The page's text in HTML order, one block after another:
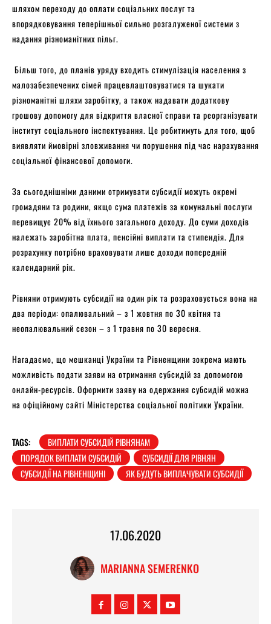
шляхом переходу до оплати соціальних послуг та
впорядковування теперішньої сильно розгалуженої системи з
надання різноманітних пільг.
Більш того, до планів уряду входить стимулізація населення з
малозабезпечених сімей працевлаштовуватися та шукати
різноманітні шляхи заробітку, а також надавати додаткову
грошову допомогу для відкриття власної справи та реорганізувати
інститут соціального інспектування. Це робитимуть для того, щоб
виявляти ймовірні зловживання чи порушення під час нарахування
соціальної фінансової допомоги.
За сьогоднішніми даними отримувати субсидії можуть окремі
громадяни та родини, якщо сума платежів за комунальні послуги
перевищує 20% від їхнього загального доходу. До суми доходів
належать заробітна плата, пенсійні виплати та стипендія. Для
розрахунку потрібно враховувати лише доходи попередній
календарний рік.
Рівняни отримують субсидії на один рік та розраховується вона на
два періоди: опалювальний – з 1 жовтня по 30 квітня та
неопалювальний сезон – з 1 травня по 30 вересня.
Нагадаємо, що мешканці України та Рівненщини зокрема мають
можливість подати заяви на отримання субсидій за допомогою
онлайн-ресурсів. Оформити заяву на одержання субсидій можна
на офіційному сайті Міністерства соціальної політики України.
TAGS:
ВИПЛАТИ СУБСИДІЙ РІВНЯНАМ
ПОРЯДОК ВИПЛАТИ СУБСИДІЙ
СУБСИДІЇ ДЛЯ РІВНЯН
СУБСИДІЇ НА РІВНЕНЩИНІ
ЯК БУДУТЬ ВИПЛАЧУВАТИ СУБСИДІЇ
17.06.2020
MARIANNA SEMERENKO